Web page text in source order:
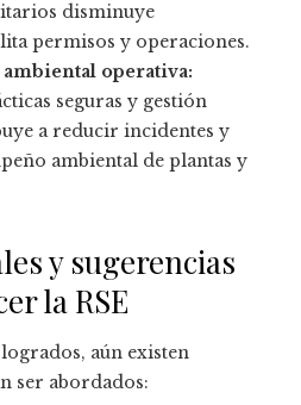
disminuye
permisos y operaciones.
operativa:
seguras y gestión
a reducir incidentes y
ambiental de plantas y
y sugerencias
la RSE
aún existen
ser abordados: